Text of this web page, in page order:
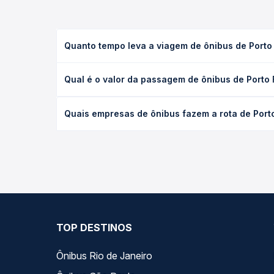
Quanto tempo leva a viagem de ônibus de
leito) e as condições de tráfego. Na Quero
Qual é o valor da passagem de ônibus de Porto
a antecedência da compra. Na Quero Passagem
Quais empresas de ônibus fazem a rota de
TOP DESTINOS
Ônibus Rio de Janeiro